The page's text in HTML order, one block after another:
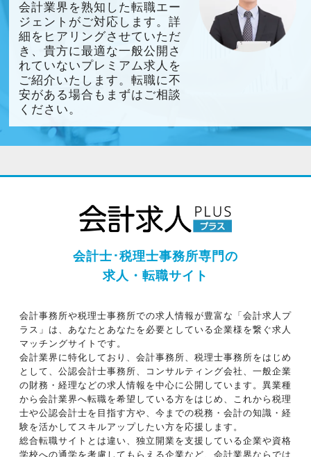
会計業界を熟知した転職エー
ジェントがご対応します。詳
細をヒアリングさせていただ
き、貴方に最適な一般公開さ
れていないプレミアム求人を
ご紹介いたします。転職に不
安がある場合もまずはご相談
ください。
会計士･税理士事務所専門の
求人・転職サイト
会計事務所や税理士事務所での求人情報が豊富な「会計求人プ
ラス」は、あなたとあなたを必要としている企業様を繋ぐ求人
マッチングサイトです。
会計業界に特化しており、会計事務所、税理士事務所をはじめ
として、公認会計士事務所、コンサルティング会社、一般企業
の財務・経理などの求人情報を中心に公開しています。異業種
から会計業界へ転職を希望している方をはじめ、これから税理
士や公認会計士を目指す方や、今までの税務・会計の知識・経
験を活かしてスキルアップしたい方を応援します。
総合転職サイトとは違い、独立開業を支援している企業や資格
学校への通学を考慮してもらえる企業など、会計業界ならでは